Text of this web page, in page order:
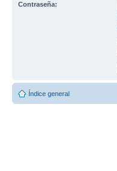
Contraseña:
Índice general